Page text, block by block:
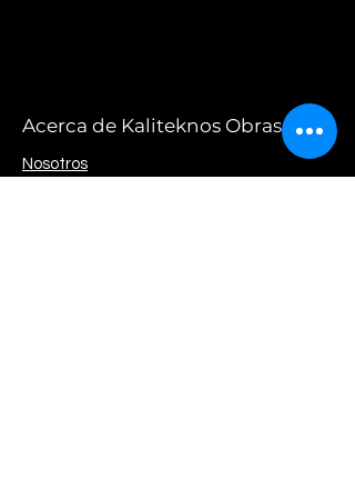
Acerca de Kaliteknos Obras
Nosotros